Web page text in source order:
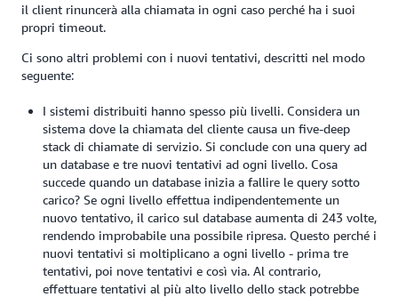
il client rinuncerà alla chiamata in ogni caso perché ha i suoi
propri timeout.
Ci sono altri problemi con i nuovi tentativi, descritti nel modo
seguente:
I sistemi distribuiti hanno spesso più livelli. Considera un
sistema dove la chiamata del cliente causa un five-deep
stack di chiamate di servizio. Si conclude con una query ad
un database e tre nuovi tentativi ad ogni livello. Cosa
succede quando un database inizia a fallire le query sotto
carico? Se ogni livello effettua indipendentemente un
nuovo tentativo, il carico sul database aumenta di 243 volte,
rendendo improbabile una possibile ripresa. Questo perché i
nuovi tentativi si moltiplicano a ogni livello - prima tre
tentativi, poi nove tentativi e così via. Al contrario,
effettuare tentativi al più alto livello dello stack potrebbe